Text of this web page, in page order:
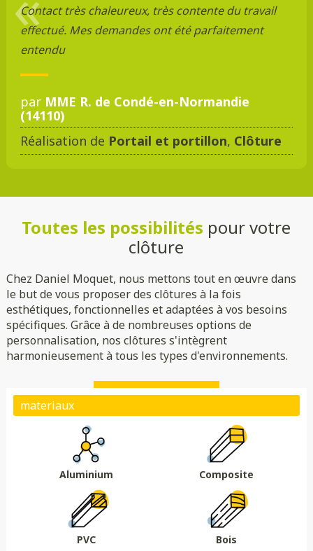
Contact très chaleureux, très contente du travail
effectué. Mes demandes ont été parfaitement
entendu
par MME R. de Condé-en-Normandie
(14110)
Réalisation de Portail et portillon, Clôture
Toutes les possibilités pour votre
clôture
Chez Daniel Moquet, nous mettons tout en œuvre dans
le but de vous proposer des clôtures à la fois
esthétiques, fonctionnelles et adaptées à vos besoins
spécifiques. Grâce à de nombreuses options de
personnalisation, nos clôtures s'intègrent
harmonieusement à tous les types d'environnements.
Aluminium Composite
PVC Bois
Plein
Essences de bois
Coloris au choix
DMC 301
DMC 303 B
DMC 304
DMC 305
Barrière acoustique
Tour piscine
Couvertine